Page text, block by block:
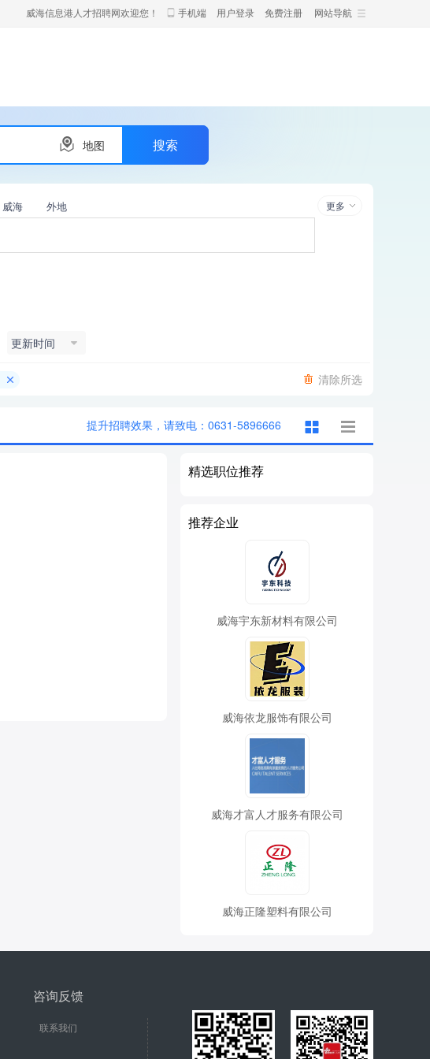
网站导航
威海信息港人才招聘网欢迎您！ 手机端 用户登录 免费注册
地图
威海 外地 更多
更新时间
清除所选
提升招聘效果，请致电：0631-5896666
精选职位推荐
推荐企业
威海宇东新材料有限公司
威海依龙服饰有限公司
威海才富人才服务有限公司
威海正隆塑料有限公司
咨询反馈
联系我们